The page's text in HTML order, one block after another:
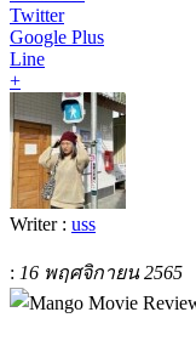
Twitter
Google Plus
Line
+
Writer : uss
: 16 พฤศจิกายน 2565